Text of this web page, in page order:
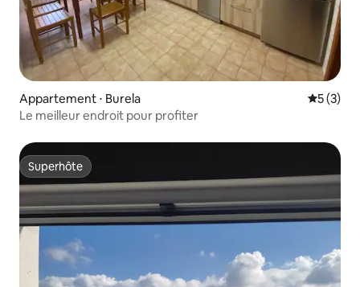
Appartement ⋅ Burela
5 (3)
Le meilleur endroit pour profiter
Superhôte
Superhôte